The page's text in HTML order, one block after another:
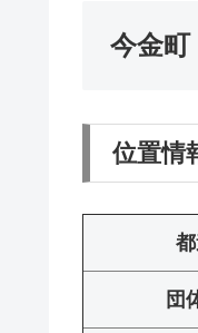
今金町
位置情
団